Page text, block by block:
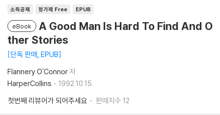
소득공제 정가제 Free EPUB
eBook
A Good Man Is Hard To Find And O
ther Stories
단독 판매, EPUB
Flannery O'Connor저
HarperCollins
1992.10.15.
첫번째 리뷰어가 되어주세요
판매지수 12